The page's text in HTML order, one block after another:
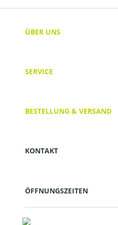
ÜBER UNS
SERVICE
BESTELLUNG & VERSAND
KONTAKT
ÖFFNUNGSZEITEN